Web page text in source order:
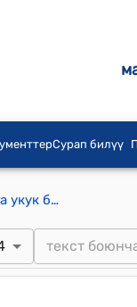
Сурап билүү
Товарлар чыгарылган жерлердин аталышын каттоого жана пайдаланууга укук берүүгө өтүнмөнү жана катталган товарлар чыгарылган жерлердин аталышын пайдаланууга укук берүүгө өтүнмөнү түзүүнүн, берүүнүн жана кароонун эрежелери (Кыргыз Республикасынын Өкмөтүнүн 2012-жылдын 29-февралындагы № 153 токтому менен бекитилген)